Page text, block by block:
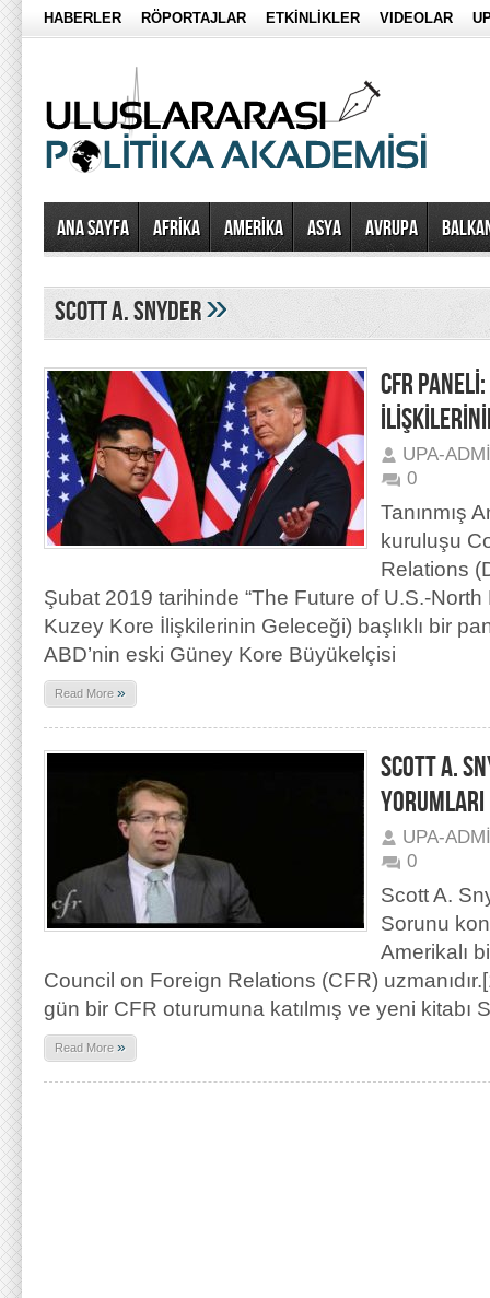
HABERLER RÖPORTAJLAR ETKİNLİKLER VIDEOLAR
Ana Sayfa AFRİKA AMERİKA ASYA AVRUPA
Scott A. Snyder»
CFR
UPA-
0
Tanınmış
kuruluşu
Relations
Şubat 2019 tarihinde “The Future of U.S.-
Kuzey Kore İlişkilerinin Geleceği) başlıklı bir
ABD’nin eski Güney Kore Büyükelçisi
Read More »
SCOTT A.
YORUMLARI
UPA-
0
Scott A.
Sorunu
Amerikalı
Council on Foreign Relations (CFR)
gün bir CFR oturumuna katılmış ve yeni kitabı
Read More »